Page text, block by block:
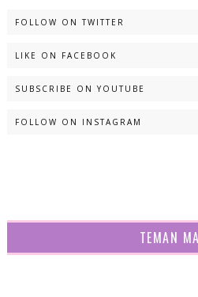
FOLLOW ON TWITTER
LIKE ON FACEBOOK
SUBSCRIBE ON YOUTUBE
FOLLOW ON INSTAGRAM
TEMAN